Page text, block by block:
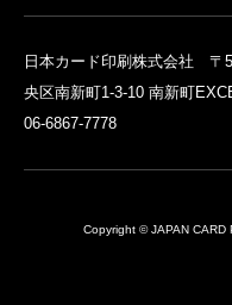
日本カード印刷株式会社
央区南新町1-3-10 南新町
06-6867-7778
Copyright © JAPAN CARD